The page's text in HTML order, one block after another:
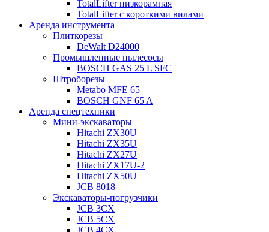
TotalLifter низкорамная
TotalLifter с короткими вилами
Аренда инструмента
Плиткорезы
DeWalt D24000
Промышленные пылесосы
BOSCH GAS 25 L SFC
Штроборезы
Metabo MFE 65
BOSCH GNF 65 A
Аренда спецтехники
Мини-экскаваторы
Hitachi ZX30U
Hitachi ZX35U
Hitachi ZX27U
Hitachi ZX17U-2
Hitachi ZX50U
JCB 8018
Экскаваторы-погрузчики
JCB 3CX
JCB 5CX
JCB 4CX